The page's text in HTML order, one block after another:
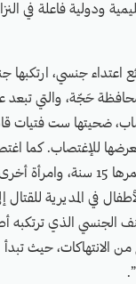
ودولية فاعلة في
“مواطنة” خلال العام 2022 فقط، ما لا يقل عن 6
حَجّة، والتي
20 كيلو مترًا، وقد تم توثيق 6 وقائع
نزيف حادّ بعد تعرضها
في المديرية
الجنسي الذي ترتكبه
الانتهاكات، حيث